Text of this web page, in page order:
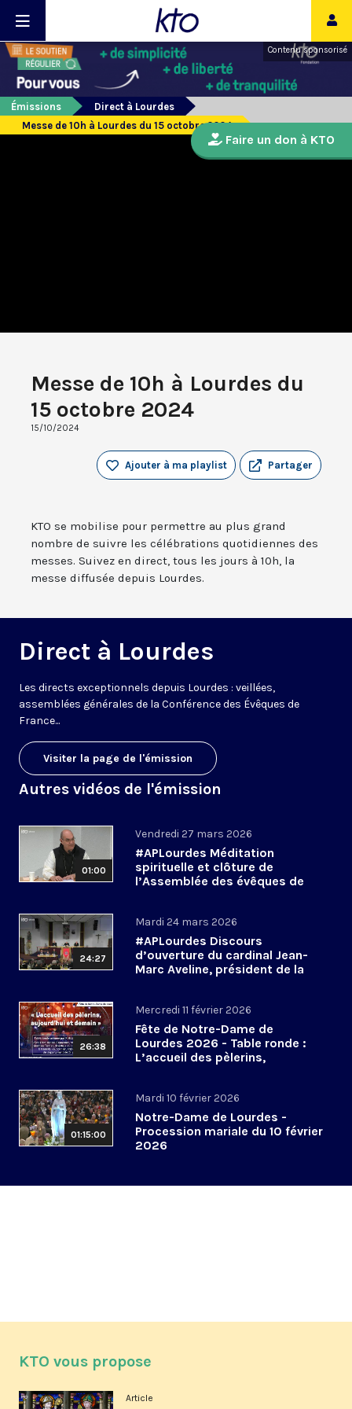
Contenu sponsorisé
Émissions
Direct à Lourdes
Messe de 10h à Lourdes du 15 octobre 2024
Messe de 10h à Lourdes du
15 octobre 2024
15/10/2024
Partager
Ajouter à ma playlist
KTO se mobilise pour permettre au plus grand
nombre de suivre les célébrations quotidiennes des
messes. Suivez en direct, tous les jours à 10h, la
messe diffusée depuis Lourdes.
Direct à Lourdes
Les directs exceptionnels depuis Lourdes : veillées,
assemblées générales de la Conférence des Évêques de
France...
Visiter la page de l'émission
Autres vidéos de l'émission
01:00
Vendredi 27 mars 2026
#APLourdes Méditation
spirituelle et clôture de
l’Assemblée des évêques de
24:27
Mardi 24 mars 2026
#APLourdes Discours
d’ouverture du cardinal Jean-
Marc Aveline, président de la
26:38
Mercredi 11 février 2026
Fête de Notre-Dame de
Lourdes 2026 - Table ronde :
L’accueil des pèlerins,
01:15:00
Mardi 10 février 2026
Notre-Dame de Lourdes -
Procession mariale du 10 février
2026
Faire un don à KTO
KTO vous propose
Article